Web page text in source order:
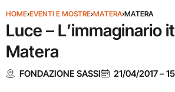
HOME›EVENTI E MOSTRE›MATERA›MATERA
Luce – L’immaginario
Matera
FONDAZIONE SASSI 21/04/2017–